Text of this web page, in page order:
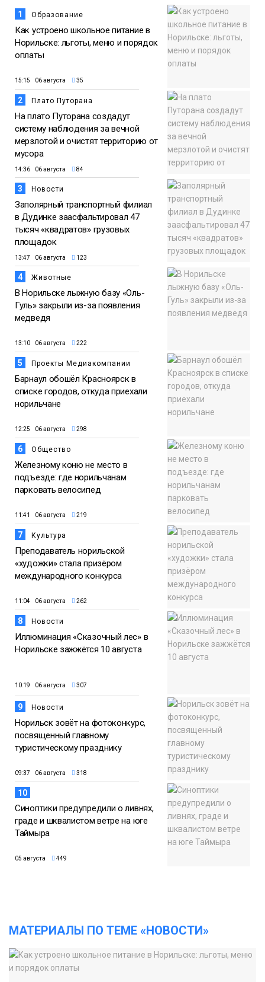
1 Образование
Как устроено школьное питание в
Норильске: льготы, меню и порядок
оплаты
15:15 06 августа 35
2 Плато Путорана
На плато Путорана создадут
систему наблюдения за вечной
мерзлотой и очистят территорию от
мусора
14:36 06 августа 84
3 Новости
Заполярный транспортный филиал
в Дудинке заасфальтировал 47
тысяч «квадратов» грузовых
площадок
13:47 06 августа 123
4 Животные
В Норильске лыжную базу «Оль-
Гуль» закрыли из-за появления
медведя
13:10 06 августа 222
5 Проекты Медиакомпании
Барнаул обошёл Красноярск в
списке городов, откуда приехали
норильчане
12:25 06 августа 298
6 Общество
Железному коню не место в
подъезде: где норильчанам
парковать велосипед
11:41 06 августа 219
7 Культура
Преподаватель норильской
«художки» стала призёром
международного конкурса
11:04 06 августа 262
8 Новости
Иллюминация «Сказочный лес» в
Норильске зажжётся 10 августа
10:19 06 августа 307
9 Новости
Норильск зовёт на фотоконкурс,
посвященный главному
туристическому празднику
09:37 06 августа 318
10
Синоптики предупредили о ливнях,
граде и шквалистом ветре на юге
Таймыра
05 августа 449
МАТЕРИАЛЫ ПО ТЕМЕ «НОВОСТИ»